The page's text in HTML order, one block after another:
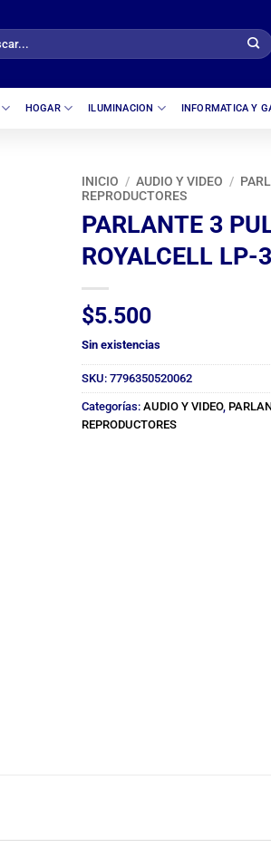
HOGAR ILUMINACION INFORMATICA Y
INICIO / AUDIO Y VIDEO /
REPRODUCTORES
PARLANTE 3
ROYALCELL LP-
$5.500
Sin existencias
SKU: 7796350520062
Categorías: AUDIO Y VIDEO,
REPRODUCTORES